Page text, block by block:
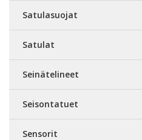
Satulasuojat
Satulat
Seinätelineet
Seisontatuet
Sensorit